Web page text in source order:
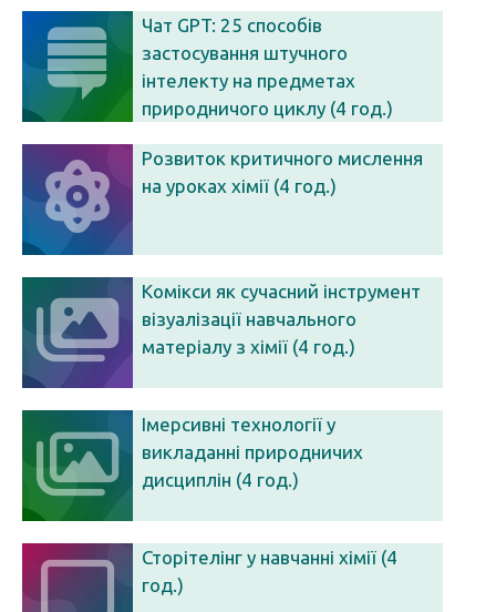
Чат GPT: 25 способів
застосування штучного
інтелекту на предметах
природничого циклу (4 год.)
Розвиток критичного мислення
на уроках хімії (4 год.)
Комікси як сучасний інструмент
візуалізації навчального
матеріалу з хімії (4 год.)
Імерсивні технології у
викладанні природничих
дисциплін (4 год.)
Сторітелінг у навчанні хімії (4
год.)